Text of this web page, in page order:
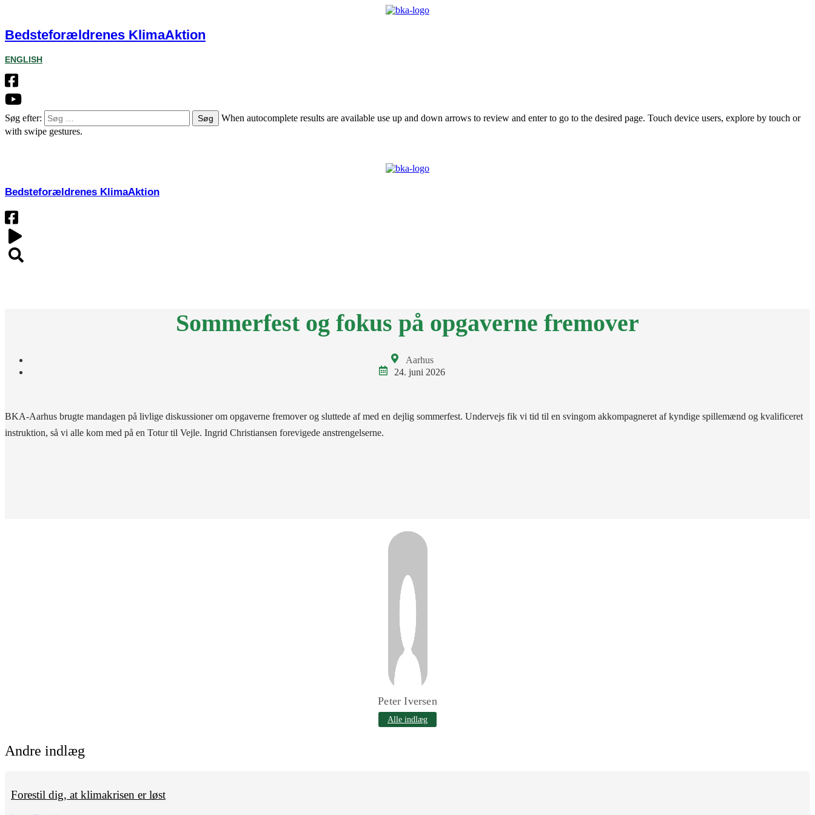
Bedsteforældrenes KlimaAktion
ENGLISH
Søg efter:
When autocomplete results are available use up and down arrows to review and enter to go to the desired page. Touch device users, explore by touch or
with swipe gestures.
Bedsteforældrenes KlimaAktion​
Sommerfest og fokus på opgaverne fremover
Aarhus
24. juni 2026
BKA-Aarhus brugte mandagen på livlige diskussioner om opgaverne fremover og sluttede af med en dejlig sommerfest. Undervejs fik vi tid til en svingom akkompagneret af kyndige spillemænd og kvalificeret
instruktion, så vi alle kom med på en Totur til Vejle. Ingrid Christiansen forevigede anstrengelserne.
Peter Iversen
Alle indlæg
Andre indlæg
Forestil dig, at klimakrisen er løst